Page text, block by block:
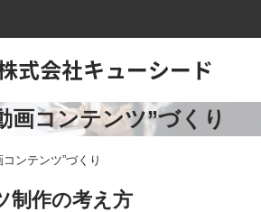
画コンテンツ”づくり
ンテンツ”づくり
制作の考え方